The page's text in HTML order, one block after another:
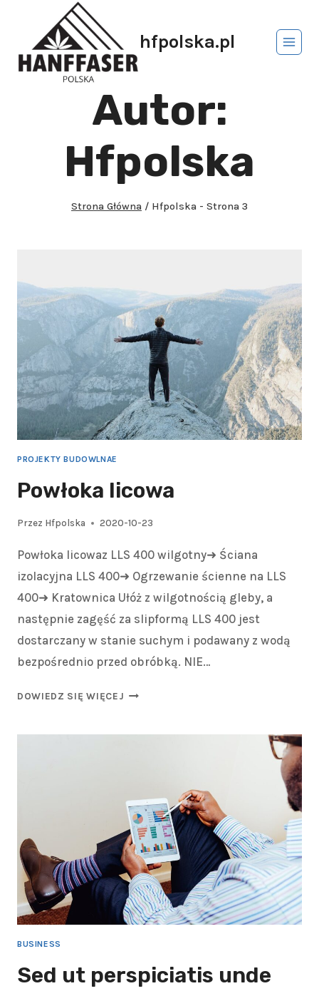
hfpolska.pl
Autor:
Hfpolska
Strona Główna / Hfpolska - Strona 3
PROJEKTY BUDOWLNAE
Powłoka licowa
Przez Hfpolska 2020-10-23
Powłoka licowaz LLS 400 wilgotny➜ Ściana
izolacyjna LLS 400➜ Ogrzewanie ścienne na LLS
400➜ Kratownica Ułóż z wilgotnością gleby, a
następnie zagęść za slipformą LLS 400 jest
dostarczany w stanie suchym i podawany z wodą
bezpośrednio przed obróbką. NIE…
DOWIEDZ SIĘ WIĘCEJ
BUSINESS
Sed ut perspiciatis unde